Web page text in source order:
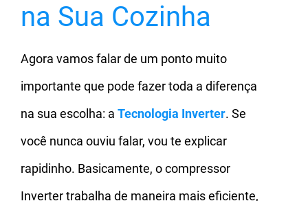
na Sua Cozinha
Agora vamos falar de um ponto muito
importante que pode fazer toda a diferença
na sua escolha: a Tecnologia Inverter. Se
você nunca ouviu falar, vou te explicar
rapidinho. Basicamente, o compressor
Inverter trabalha de maneira mais eficiente,